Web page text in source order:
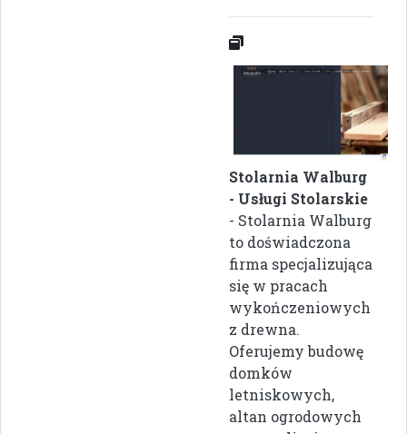
Stolarnia Walburg
- Usługi Stolarskie
- Stolarnia Walburg
to doświadczona
firma specjalizująca
się w pracach
wykończeniowych
z drewna.
Oferujemy budowę
domków
letniskowych,
altan ogrodowych